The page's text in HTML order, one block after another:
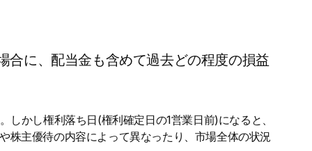
合に、配当金も含めて過去どの程度の損益
かし権利落ち日(権利確定日の1営業日前)になると、
株主優待の内容によって異なったり、市場全体の状況